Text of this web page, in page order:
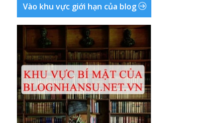
Vào khu vực giới hạn của blog